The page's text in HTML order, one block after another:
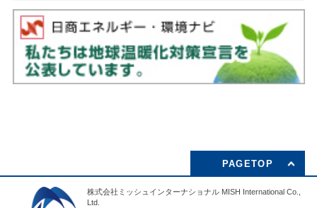
PAGETOP
株式会社ミッシュインターナショナル MISH International Co.,
Ltd.